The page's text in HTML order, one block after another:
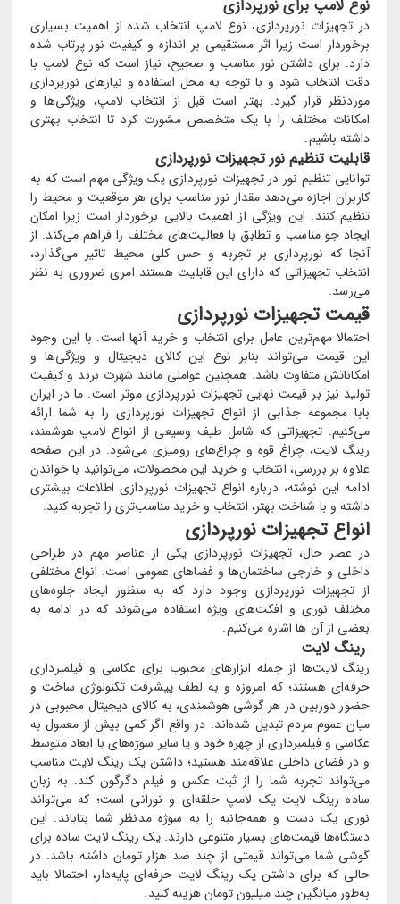
نوع لامپ برای نورپردازی
در تجهیزات نورپردازی، نوع لامپ انتخاب شده از اهمیت بسیاری
برخوردار است زیرا اثر مستقیمی بر اندازه و کیفیت نور پرتاب شده
دارد. برای داشتن نور مناسب و صحیح، نیاز است که نوع لامپ با
دقت انتخاب شود و با توجه به محل استفاده و نیازهای نورپردازی
موردنظر قرار گیرد. بهتر است قبل از انتخاب لامپ، ویژگی‌ها و
امکانات مختلف را با یک متخصص مشورت کرد تا انتخاب بهتری
داشته باشیم.
قابلیت تنظیم نور تجهیزات نورپردازی
توانایی تنظیم نور در تجهیزات نورپردازی یک ویژگی مهم است که به
کاربران اجازه می‌دهد مقدار نور مناسب برای هر موقعیت و محیط را
تنظیم کنند. این ویژگی از اهمیت بالایی برخوردار است زیرا امکان
ایجاد جو مناسب و تطابق با فعالیت‌های مختلف را فراهم می‌کند. از
آنجا که نورپردازی بر تجربه و حس کلی محیط تاثیر می‌گذارد،
انتخاب تجهیزاتی که دارای این قابلیت هستند امری ضروری به نظر
می‌رسد.
قیمت تجهیزات نورپردازی
احتمالا مهم‌ترین عامل برای انتخاب و خرید آنها است. با این وجود
این قیمت می‌تواند بنابر نوع این کالای دیجیتال و ویژگی‌ها و
امکاناتش متفاوت باشد. همچنین عواملی مانند شهرت برند و کیفیت
تولید نیز بر قیمت نهایی تجهیزات نورپردازی موثر است. ما در ایران
بابا مجموعه جذابی از انواع تجهیزات نورپردازی را به شما ارائه
می‌کنیم. تجهیزاتی که شامل طیف وسیعی از انواع لامپ هوشمند،
رینگ لایت، چراغ قوه و چراغ‌های رومیزی می‌شود. در این صفحه
علاوه بر بررسی، انتخاب و خرید این محصولات، می‌توانید با خواندن
ادامه این نوشته، درباره انواع تجهیزات نورپردازی اطلاعات بیشتری
داشته و با شناخت بهتر، انتخاب و خرید مناسب‌تری را تجربه کنید.
انواع تجهیزات نورپردازی
در عصر حال، تجهیزات نورپردازی یکی از عناصر مهم در طراحی
داخلی و خارجی ساختمان‌ها و فضاهای عمومی است. انواع مختلفی
از تجهیزات نورپردازی وجود دارد که به منظور ایجاد جلوه‌های
مختلف نوری و افکت‌های ویژه استفاده می‌شوند که در ادامه به
بعضی از آن ها اشاره می‌کنیم.
رینگ لایت
رینگ لایت‌ها از جمله ابزارهای محبوب برای عکاسی و فیلمبرداری
حرفه‌ای هستند؛ که امروزه و به لطف پیشرفت تکنولوژی ساخت و
حضور دوربین در هر گوشی هوشمندی، به کالای دیجیتال محبوبی در
میان عموم مردم تبدیل شده‌اند. در واقع اگر کمی بیش از معمول به
عکاسی و فیلمبرداری از چهره خود و یا سایر سوژه‌های با ابعاد متوسط
و در فضای داخلی علاقه‌مند هستید؛ داشتن یک رینگ لایت مناسب
می‌تواند تجربه شما را از ثبت عکس و فیلم دگرگون کند. به زبان
ساده رینگ لایت یک لامپ حلقه‌ای و نورانی است؛ که می‌تواند
نوری یک دست و همه‌جانبه را به سوژه مدنظر شما بتاباند. این
دستگاه‌ها قیمت‌های بسیار متنوعی دارند. یک رینگ لایت ساده برای
گوشی شما می‌تواند قیمتی از چند صد هزار تومان داشته باشد. در
حالی که برای داشتن یک رینگ لایت حرفه‌ای پایه‌دار، احتمالا باید
به‌طور میانگین چند میلیون تومان هزینه کنید.